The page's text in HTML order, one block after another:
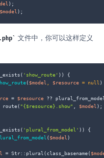
);
$model );
文件中，你可以这样定义
'show_route' )) {
( $model $resource = null )
= $resource ??
route( "{$resource} .show" $model );
'plural_from_model' )) {
( $model )
= Str::plural(class_basename(